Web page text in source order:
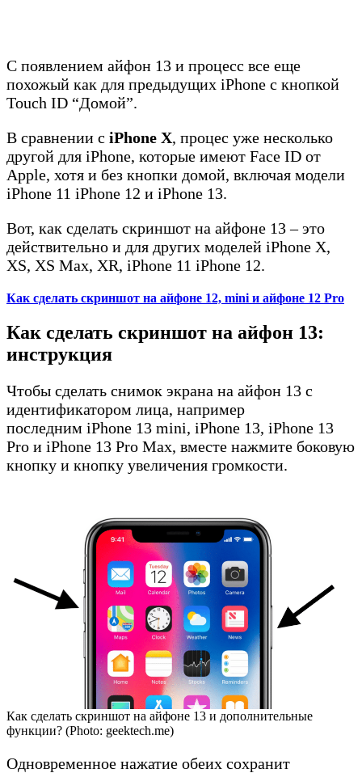
С появлением айфон 13 и процесс все еще
похожый как для предыдущих iPhone с кнопкой
Touch ID “Домой”.
В сравнении с iPhone X, процес уже несколько
другой для iPhone, которые имеют Face ID от
Apple, хотя и без кнопки домой, включая модели
iPhone 11 iPhone 12 и iPhone 13.
Вот, как сделать скриншот на айфоне 13 – это
действительно и для других моделей iPhone X,
XS, XS Max, XR, iPhone 11 iPhone 12.
Как сделать скриншот на айфоне 12, mini и айфоне 12 Pro
Как сделать скриншот на айфон 13:
инструкция
Чтобы сделать снимок экрана на айфон 13 с
идентификатором лица, например
последним iPhone 13 mini, iPhone 13, iPhone 13
Pro и iPhone 13 Pro Max, вместе нажмите боковую
кнопку и кнопку увеличения громкости.
Как сделать скриншот на айфоне 13 и дополнительные
функции? (Photo: geektech.me)
Одновременное нажатие обеих сохранит